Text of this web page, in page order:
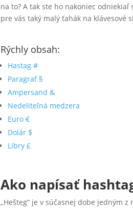
na to? A tak ste ho nakoniec
pre vás taký malý ťahák na klávesové
Rýchly obsah:
Hastag #
Paragraf §
Ampersand &
Nedeliteľná medzera
Euro €
Dolár $
Libry £
Ako napísať
„Hešteg“ je v súčasnej dobe jedným